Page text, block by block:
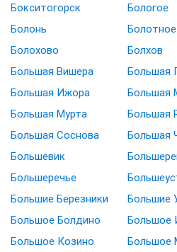
Бокситогорск
Бологое
Болонь
Болотное
Болохово
Болхов
Большая Вишера
Большая
Большая Ижора
Большая
Большая Мурта
Большая
Большая Соснова
Большая
Большевик
Большеречье
Большие Березники
Большие
Большое Болдино
Большое
Большое Козино
Большое